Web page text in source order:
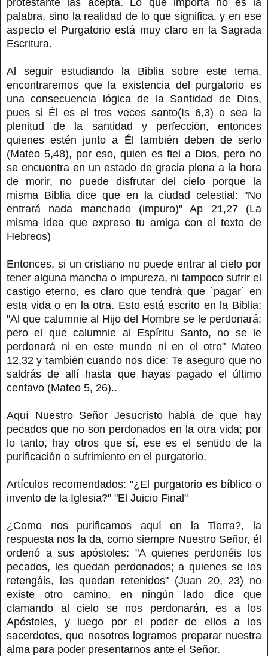
palabra, sino la realidad de lo que significa, y en ese
aspecto el Purgatorio está muy claro en la Sagrada
Escritura.
Al seguir estudiando la Biblia sobre este tema,
encontraremos que la existencia del purgatorio es
una consecuencia lógica de la Santidad de Dios,
pues si Él es el tres veces santo(Is 6,3) o sea la
plenitud de la santidad y perfección, entonces
quienes estén junto a Él también deben de serlo
(Mateo 5,48), por eso, quien es fiel a Dios, pero no
se encuentra en un estado de gracia plena a la hora
de morir, no puede disfrutar del cielo porque la
misma Biblia dice que en la ciudad celestial: "No
entrará nada manchado (impuro)" Ap 21,27 (La
misma idea que expreso tu amiga con el texto de
Hebreos)
Entonces, si un cristiano no puede entrar al cielo por
tener alguna mancha o impureza, ni tampoco sufrir el
castigo eterno, es claro que tendrá que ´pagar´ en
esta vida o en la otra. Esto está escrito en la Biblia:
"Al que calumnie al Hijo del Hombre se le perdonará;
pero el que calumnie al Espíritu Santo, no se le
perdonará ni en este mundo ni en el otro" Mateo
12,32 y también cuando nos dice: Te aseguro que no
saldrás de allí hasta que hayas pagado el último
centavo (Mateo 5, 26)..
Aquí Nuestro Señor Jesucristo habla de que hay
pecados que no son perdonados en la otra vida; por
lo tanto, hay otros que sí, ese es el sentido de la
purificación o sufrimiento en el purgatorio.
Artículos recomendados: "¿El purgatorio es bíblico o
invento de la Iglesia?" "El Juicio Final"
¿Como nos purificamos aquí en la Tierra?, la
respuesta nos la da, como siempre Nuestro Señor, él
ordenó a sus apóstoles: "A quienes perdonéis los
pecados, les quedan perdonados; a quienes se los
retengáis, les quedan retenidos" (Juan 20, 23) no
existe otro camino, en ningún lado dice que
clamando al cielo se nos perdonarán, es a los
Apóstoles, y luego por el poder de ellos a los
sacerdotes, que nosotros logramos preparar nuestra
alma para poder presentarnos ante el Señor.